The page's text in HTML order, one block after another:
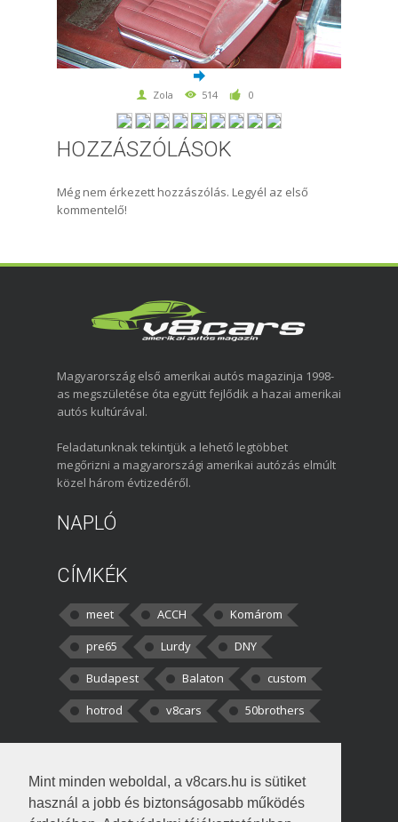
Mint minden weboldal, a v8cars.hu is sütiket
használ a jobb és biztonságosabb működés
Zola 514 0
HOZZÁSZÓLÁSOK
Még nem érkezett hozzászólás. Legyél az első
kommentelő!
Magyarország első amerikai autós magazinja 1998-
as megszületése óta együtt fejlődik a hazai amerikai
autós kultúrával.
Feladatunknak tekintjük a lehető legtöbbet
megőrizni a magyarországi amerikai autózás elmúlt
közel három évtizedéről.
NAPLÓ
CÍMKÉK
meet ACCH
Komárom
pre65
Lurdy
DNY
Budapest
Balaton
custom
hotrod
v8cars 50brothers
kortisz:Elszúrtam! Én csak két
darabbaal számoltam. Nem tudtam, hogy fél autót,